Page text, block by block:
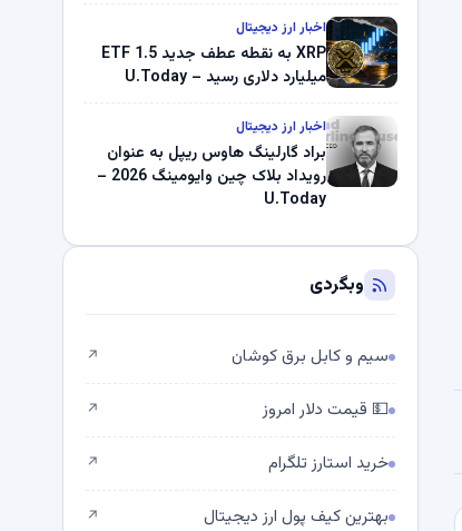
اخبار ارز دیجیتال
XRP به نقطه عطف جدید ETF 1.5
میلیارد دلاری رسید – U.Today
اخبار ارز دیجیتال
براد گارلینگ هاوس ریپل به عنوان
رویداد بلاک چین وایومینگ 2026 –
U.Today
وبگردی
سیم و کابل برق کوشان ↗
💵 قیمت دلار امروز ↗
خرید استارز تلگرام ↗
بهترین کیف پول ارز دیجیتال ↗